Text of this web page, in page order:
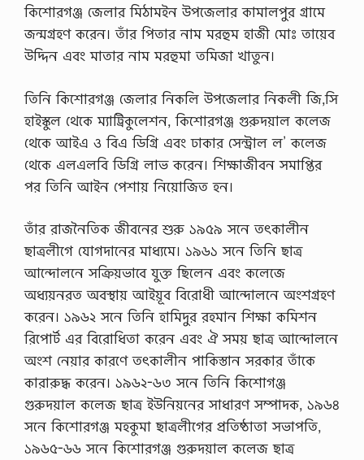
কিশোরগঞ্জ জেলার মিঠামইন উপজেলার কামালপুর গ্রামে
জন্মগ্রহণ করেন। তাঁর পিতার নাম মরহুম হাজী মোঃ তায়েব
উদ্দিন এবং মাতার নাম মরহুমা তমিজা খাতুন।
তিনি কিশোরগঞ্জ জেলার নিকলি উপজেলার নিকলী জি,সি
হাইস্কুল থেকে ম্যাট্রিকুলেশন, কিশোরগঞ্জ গুরুদয়াল কলেজ
থেকে আইএ ও বিএ ডিগ্রি এবং ঢাকার সেন্ট্রাল ল’ কলেজ
থেকে এলএলবি ডিগ্রি লাভ করেন। শিক্ষাজীবন সমাপ্তির
পর তিনি আইন পেশায় নিয়োজিত হন।
তাঁর রাজনৈতিক জীবনের শুরু ১৯৫৯ সনে তৎকালীন
ছাত্রলীগে যোগদানের মাধ্যমে। ১৯৬১ সনে তিনি ছাত্র
আন্দোলনে সক্রিয়ভাবে যুক্ত ছিলেন এবং কলেজে
অধ্যয়নরত অবস্থায় আইয়ূব বিরোধী আন্দোলনে অংশগ্রহণ
করেন। ১৯৬২ সনে তিনি হামিদুর রহমান শিক্ষা কমিশন
রিপোর্ট এর বিরোধিতা করেন এবং ঐ সময় ছাত্র আন্দোলনে
অংশ নেয়ার কারণে তৎকালীন পাকিস্তান সরকার তাঁকে
কারারুদ্ধ করেন। ১৯৬২-৬৩ সনে তিনি কিশোগঞ্জ
গুরুদয়াল কলেজ ছাত্র ইউনিয়নের সাধারণ সম্পাদক, ১৯৬৪
সনে কিশোরগঞ্জ মহকুমা ছাত্রলীগের প্রতিষ্ঠাতা সভাপতি,
১৯৬৫-৬৬ সনে কিশোরগঞ্জ গুরুদয়াল কলেজ ছাত্র